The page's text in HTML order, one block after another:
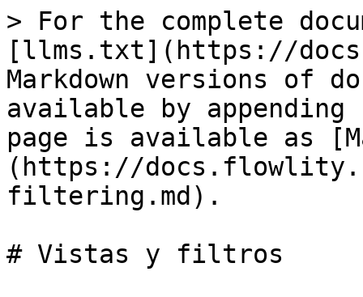
> For the complete
[llms.txt](https://
Markdown versions of
available by
page is available as
(https://
filtering.md).
# Vistas y filtros